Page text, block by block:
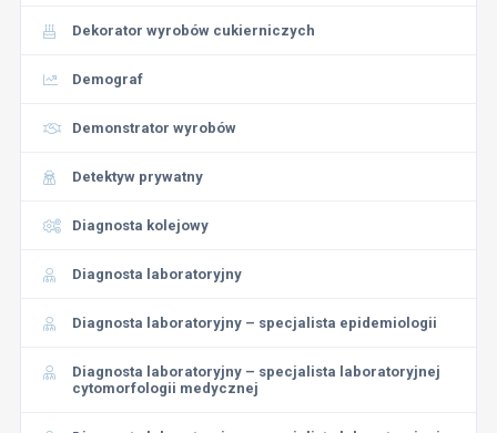
Dekorator wyrobów cukierniczych
Demograf
Demonstrator wyrobów
Detektyw prywatny
Diagnosta kolejowy
Diagnosta laboratoryjny
Diagnosta laboratoryjny – specjalista epidemiologii
Diagnosta laboratoryjny – specjalista laboratoryjnej
cytomorfologii medycznej